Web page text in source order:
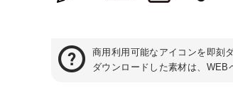
商用利用可能なアイコンを即刻
ダウンロードした素材は、